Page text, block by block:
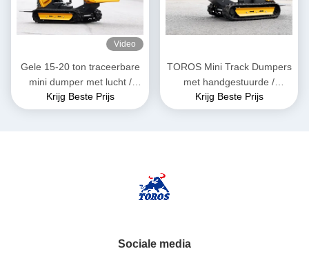
Video
Gele 15-20 ton traceerbare
mini dumper met lucht /
hydraulische remmen
Krijg Beste Prijs
TOROS Mini Track Dumpers
met handgestuurde /
automatische transmissie
Krijg Beste Prijs
Sociale media